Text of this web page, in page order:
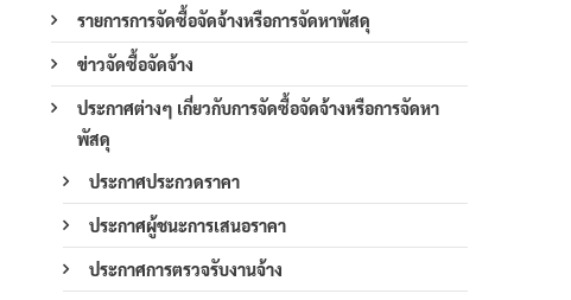
รายการการจัดซื้อจัดจ้างหรือการจัดหาพัสดุ
ข่าวจัดซื้อจัดจ้าง
ประกาศต่างๆ เกี่ยวกับการจัดซื้อจัดจ้างหรือการจัดหา
พัสดุ
ประกาศประกวดราคา
ประกาศผู้ชนะการเสนอราคา
ประกาศการตรวจรับงานจ้าง